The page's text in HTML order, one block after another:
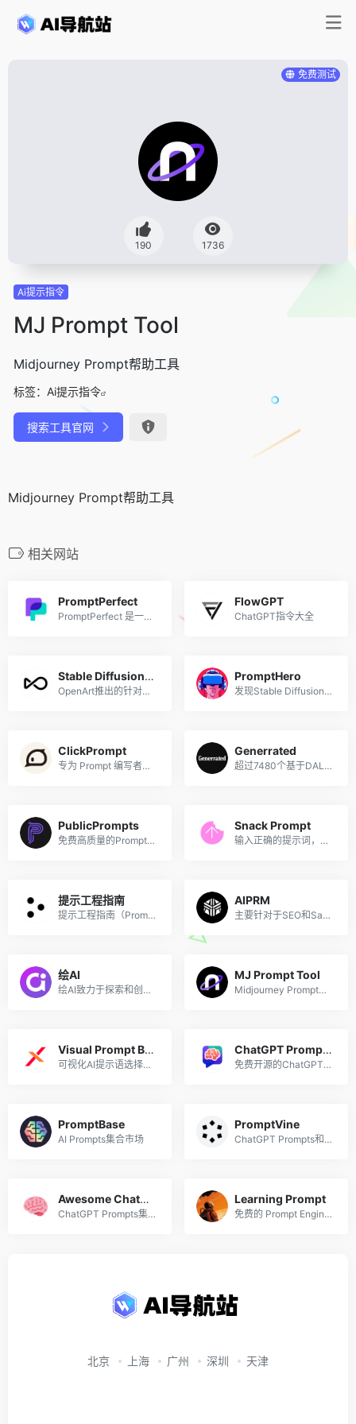
免费测试
190 1736
Ai提示指令
MJ Prompt Tool
Midjourney Prompt帮助工具
标签： Ai提示指令
搜索工具官网
Midjourney Prompt帮助工具
相关网站
PromptPerfect
PromptPerfect 是一款专业好用的提示词优化工具，可帮助用户一站式设计、开发、优化和部署提示词，支持GPT-4、ChatGPT、文心一言、Claude、Llama、Midjourney、Stable Diffusion等各大主流文本和图像模型的提示词。
FlowGPT
ChatGPT指令大全
Stable Diffusion Prompt Book
OpenArt推出的针对Stable Diffusion指令的手册
PromptHero
发现Stable Diffusion、ChatGPT和Midjourney的提示用语
ClickPrompt
专为 Prompt 编写者设计的工具
Generrated
超过7480个基于DALL·E 2的图片生成指令语句
PublicPrompts
免费高质量的Prompts集合
Snack Prompt
输入正确的提示词，可以让ChatGPT生成更好的结果，使用Snack Prompt可以帮助你解锁人工智能的潜力，优化你的ChatGPT体验。在Snack Prompt社区，用户可以访问每天新鲜出炉的大量热门提示词库：
提示工程指南
提示工程指南（Prompt Engineering Guide）是由 DAIR.AI 发起的项目，旨在帮助研发和行业内相关人员了解提示工程。以传播 AI 技术和研究成果为目标，DAIR.AI 的愿景是赋能新一代 AI 领域的创新者。该项目在GitHub上已超过3万个人标星，包含了与 LLM 提示工程相关的所有最新论文、学习指南、讲座、参考资料和工具。
AIPRM
主要针对于SEO和SaaS文案写作的ChatGPT Prompts浏览器扩展
绘AI
绘AI致力于探索和创造一种全新的AI提示词创作成果展示和赚取收益的方式，以AI画师上传的优秀AI绘画提示词作为核心内容，为全国AI画师用户搭建共享共赢的提示词分享交流平台，让热爱AI绘画的画师们聚集在一起，创造更多的价值。
MJ Prompt Tool
Midjourney Prompt帮助工具
Visual Prompt Builder
可视化AI提示语选择和搭建
ChatGPT Prompt Genius
免费开源的ChatGPT Prompt浏览器扩展
PromptBase
AI Prompts集合市场
PromptVine
ChatGPT Prompts和应用
Awesome ChatGPT Prompts
ChatGPT Prompts集合
Learning Prompt
免费的 Prompt Engineering 教程（中文开源）
北京 上海 广州 深圳 天津